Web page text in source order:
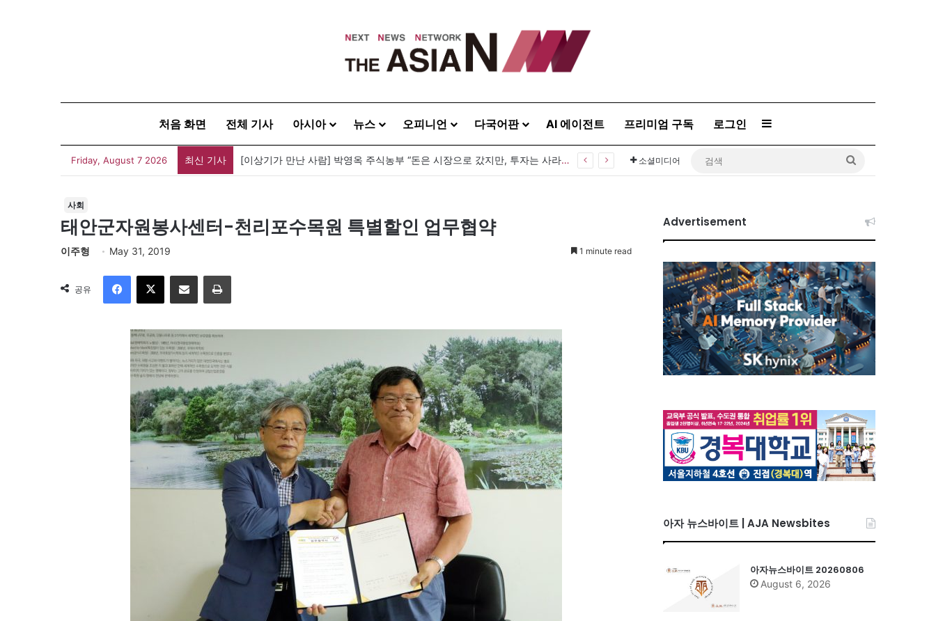
처음 화면 전체 기사 아시아 뉴스 오피니언 다국어판 AI 에이전트 프리미엄 구독 로그인 Sidebar
Friday, August 7 2026 최신 기사 [이상기가 만난 사람] 박영옥 주식농부 “돈은 시장으로 갔지만, 투자는 사라지고 거래만 남았다” 소셜미디어
사회
태안군자원봉사센터-천리포수목원 특별할인 업무협약
이주형 May 31, 2019 1 minute read
공유
이메일
Advertisement
아자 뉴스바이트 | AJA Newsbites
아자뉴스바이트 20260806
August 6, 2026